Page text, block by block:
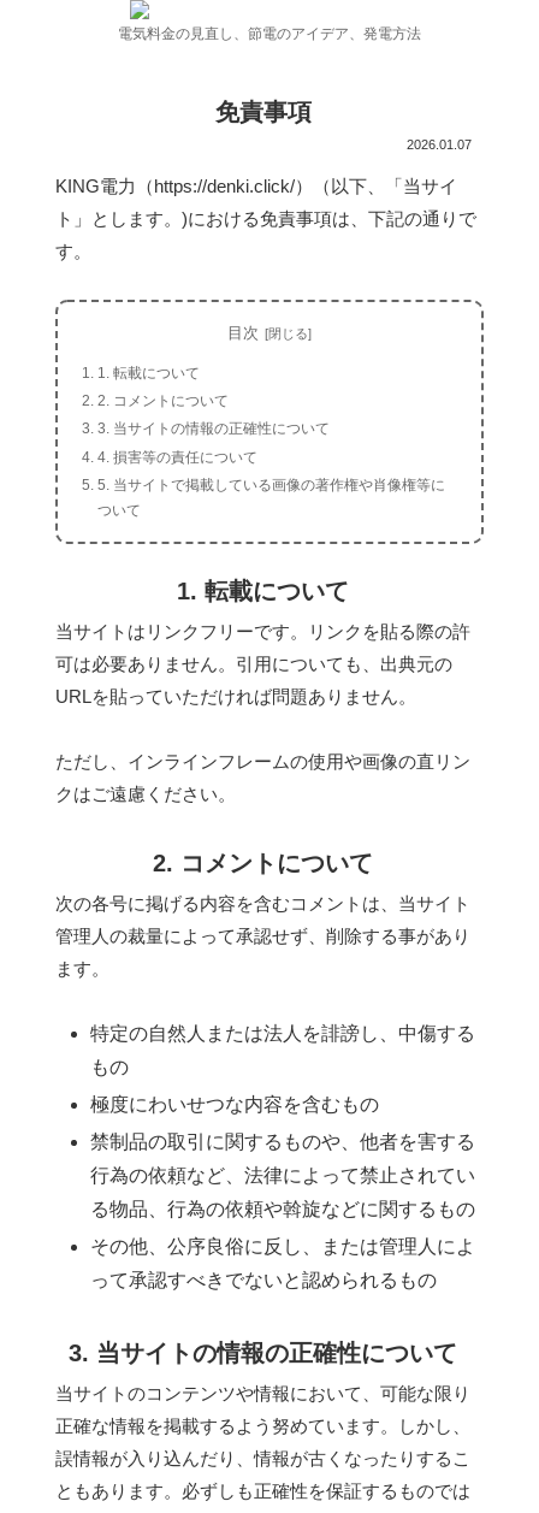
電気料金の見直し、節電のアイデア、発電方法
免責事項
2026.01.07
KING電力（https://denki.click/）（以下、「当サイ
ト」とします。)における免責事項は、下記の通りで
す。
目次
1. 転載について
2. コメントについて
3. 当サイトの情報の正確性について
4. 損害等の責任について
5. 当サイトで掲載している画像の著作権や肖像権等に
ついて
1. 転載について
当サイトはリンクフリーです。リンクを貼る際の許
可は必要ありません。引用についても、出典元の
URLを貼っていただければ問題ありません。
ただし、インラインフレームの使用や画像の直リン
クはご遠慮ください。
2. コメントについて
次の各号に掲げる内容を含むコメントは、当サイト
管理人の裁量によって承認せず、削除する事があり
ます。
特定の自然人または法人を誹謗し、中傷する
もの
極度にわいせつな内容を含むもの
禁制品の取引に関するものや、他者を害する
行為の依頼など、法律によって禁止されてい
る物品、行為の依頼や斡旋などに関するもの
その他、公序良俗に反し、または管理人によ
って承認すべきでないと認められるもの
3. 当サイトの情報の正確性について
当サイトのコンテンツや情報において、可能な限り
正確な情報を掲載するよう努めています。しかし、
誤情報が入り込んだり、情報が古くなったりするこ
ともあります。必ずしも正確性を保証するものでは